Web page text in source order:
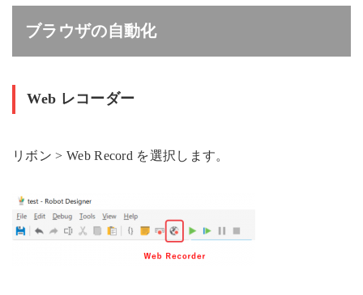
ブラウザの自動化
Web レコーダー
リボン > Web Record を選択します。